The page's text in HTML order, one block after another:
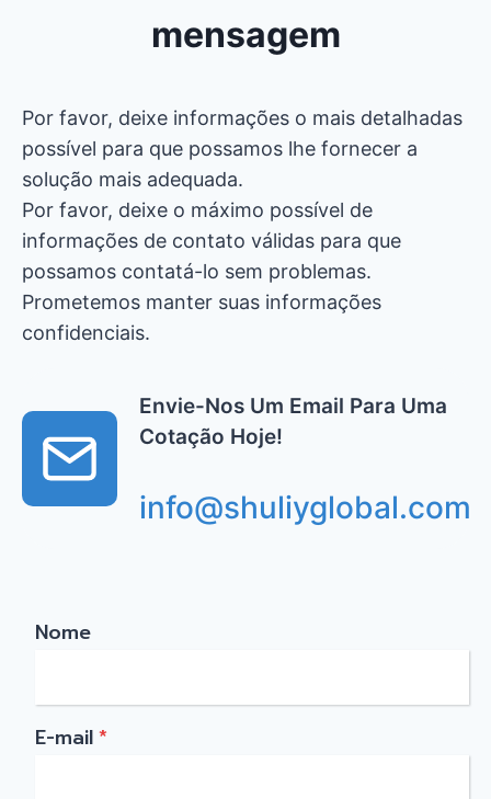
mensagem
Por favor, deixe informações o mais detalhadas
possível para que possamos lhe fornecer a
solução mais adequada.
Por favor, deixe o máximo possível de
informações de contato válidas para que
possamos contatá-lo sem problemas.
Prometemos manter suas informações
confidenciais.
Envie-Nos Um Email Para Uma
Cotação Hoje!
info@shuliyglobal.com
Nome
E-mail*